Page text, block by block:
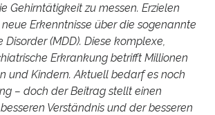
Gehirntätigkeit zu messen. Erzielen
Erkenntnisse über die sogenannte
Disorder (MDD). Diese komplexe,
Erkrankung betrifft Millionen
und Kindern. Aktuell bedarf es noch
– doch der Beitrag stellt einen
Verständnis und der besseren